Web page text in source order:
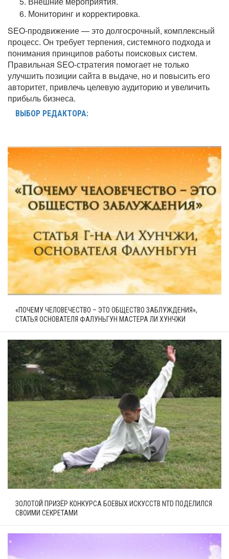
Мониторинг и корректировка.
SEO-продвижение — это долгосрочный, комплексный
процесс. Он требует терпения, системного подхода и
понимания принципов работы поисковых систем.
Правильная SEO-стратегия помогает не только
улучшить позиции сайта в выдаче, но и повысить его
авторитет, привлечь целевую аудиторию и увеличить
прибыль бизнеса.
ВЫБОР РЕДАКТОРА:
«ПОЧЕМУ ЧЕЛОВЕЧЕСТВО – ЭТО ОБЩЕСТВО ЗАБЛУЖДЕНИЯ»,
СТАТЬЯ ОСНОВАТЕЛЯ ФАЛУНЬГУН МАСТЕРА ЛИ ХУНЧЖИ
ЗОЛОТОЙ ПРИЗЁР КОНКУРСА БОЕВЫХ ИСКУССТВ NTD ПОДЕЛИЛСЯ
СВОИМИ СЕКРЕТАМИ